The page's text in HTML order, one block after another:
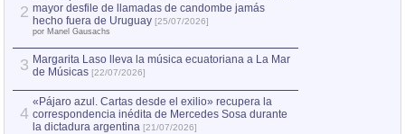
2 mayor desfile de llamadas de candombe jamás
hecho fuera de Uruguay [25/07/2026]
por Manel Gausachs
3 Margarita Laso lleva la música ecuatoriana a La Mar
de Músicas [22/07/2026]
4
«Pájaro azul. Cartas desde el exilio» recupera la
correspondencia inédita de Mercedes Sosa durante
la dictadura argentina [21/07/2026]